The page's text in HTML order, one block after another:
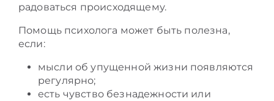
радоваться происходящему.
Помощь психолога может быть полезна,
если:
мысли об упущенной жизни появляются
регулярно;
есть чувство безнадежности или